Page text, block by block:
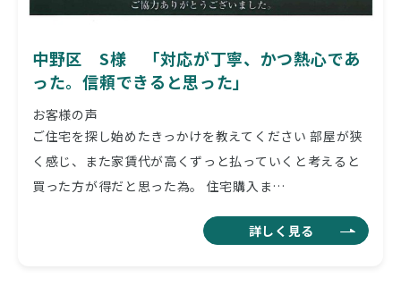
中野区 S様 「対応が丁寧、かつ熱心であ
った。信頼できると思った」
お客様の声
ご住宅を探し始めたきっかけを教えてください 部屋が狭
く感じ、また家賃代が高くずっと払っていくと考えると
買った方が得だと思った為。 住宅購入ま…
詳しく見る